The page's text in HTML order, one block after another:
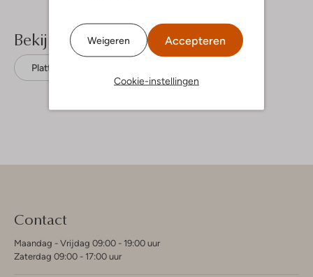
Weigeren Accepteren
Cookie-instellingen
Bekijk meer
Platte sandalen
Contact
Maandag - Vrijdag 09:00 - 19:00 uur
Zaterdag 09:00 - 17:00 uur